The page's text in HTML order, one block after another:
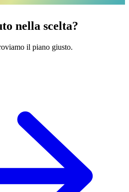
nella scelta?
il piano giusto.